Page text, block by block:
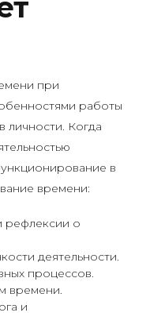
при
работы
личности. Когда
в
времени:
рефлексии о
деятельности.
процессов.
времени.
и